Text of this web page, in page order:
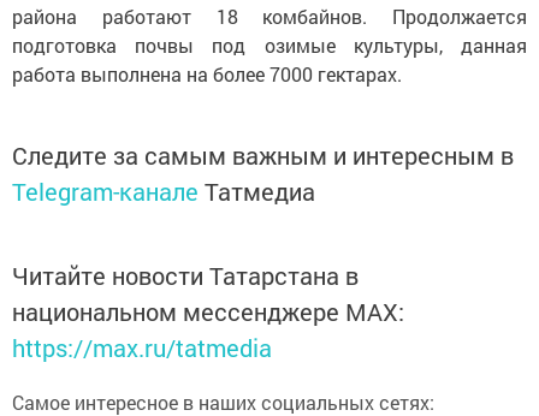
района работают 18 комбайнов. Продолжается
подготовка почвы под озимые культуры, данная
работа выполнена на более 7000 гектарах.
Следите за самым важным и интересным в
Telegram-канале Татмедиа
Читайте новости Татарстана в
национальном мессенджере MАХ:
https://max.ru/tatmedia
Самое интересное в наших социальных сетях: